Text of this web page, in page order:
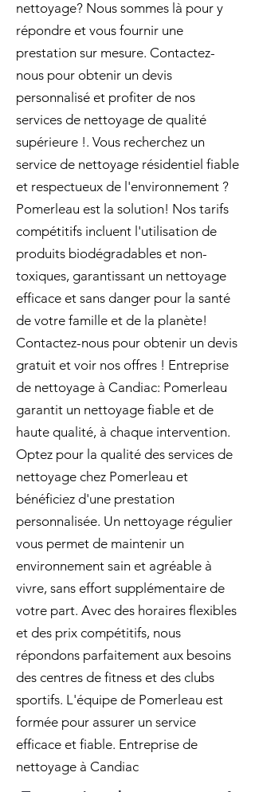
nettoyage? Nous sommes là pour y
répondre et vous fournir une
prestation sur mesure. Contactez-
nous pour obtenir un devis
personnalisé et profiter de nos
services de nettoyage de qualité
supérieure !. Vous recherchez un
service de nettoyage résidentiel fiable
et respectueux de l'environnement ?
Pomerleau est la solution! Nos tarifs
compétitifs incluent l'utilisation de
produits biodégradables et non-
toxiques, garantissant un nettoyage
efficace et sans danger pour la santé
de votre famille et de la planète!
Contactez-nous pour obtenir un devis
gratuit et voir nos offres ! Entreprise
de nettoyage à Candiac: Pomerleau
garantit un nettoyage fiable et de
haute qualité, à chaque intervention.
Optez pour la qualité des services de
nettoyage chez Pomerleau et
bénéficiez d'une prestation
personnalisée. Un nettoyage régulier
vous permet de maintenir un
environnement sain et agréable à
vivre, sans effort supplémentaire de
votre part. Avec des horaires flexibles
et des prix compétitifs, nous
répondons parfaitement aux besoins
des centres de fitness et des clubs
sportifs. L'équipe de Pomerleau est
formée pour assurer un service
efficace et fiable. Entreprise de
nettoyage à Candiac